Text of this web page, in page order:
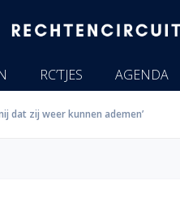
RC’TJES AGENDA
dat zij weer kunnen ademen’